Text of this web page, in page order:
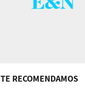
TE RECOMENDAMOS